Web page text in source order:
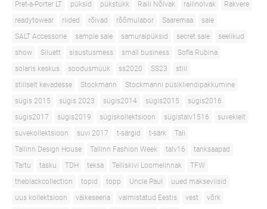
Pret-a-Porter LT
püksid pükstükk Raili Nõlvak railinolvak
Rakvere
readytowear
riided rõivad rõõmulabor Saaremaa
sale
SALT Accessorie
sample sale samuraipüksid secret sale
seelikud
show
Siluett sisustusmess small business
Sofia Rubina
solaris keskus
soodusmüük ss2020 SS23
stiil
stiilselt kevadesse
Stockmann
Stockmanni püsikliendipakkumine
sügis 2015
sügis 2023 sügis2014 sügis2015
sügis2016
sügis2017
sügis2019 sügiskollektsioon sügistalv1516
suvekleit
suvekollektsioon
suvi 2017 t-särgid t-särk
Tali
Tallinn Design House
Tallinn Fashion Week talv16
tanksaapad
Tartu
tasku TDH teksa Telliskivi Loomelinnak
TFW
theblackcollection
topid topp Uncle Paul
uued makseviisid
uus kollektsioon
väikeseeria valmistatud Eestis vest
võrk